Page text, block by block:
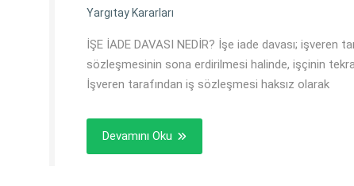
Yargıtay Kararları
İŞE İADE DAVASI NEDİR? İşe iade davası; işveren
sözleşmesinin sona erdirilmesi halinde, işçinin
İşveren tarafından iş sözleşmesi haksız olarak
Devamını Oku